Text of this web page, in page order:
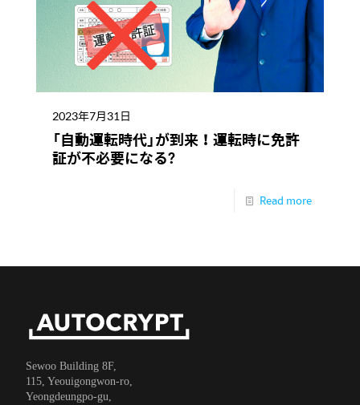
2023年7月31日
「自動運転時代」が到来！運転時に免許
証が不必要になる?
Read more
Sewoo Building 8F,
115, Yeouigongwon-ro,
Yeongdeungpo-gu,